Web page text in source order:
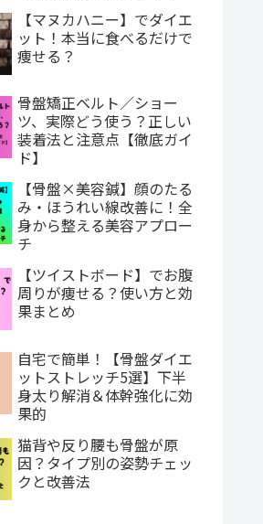
【マヌカハニー】でダイエ
ット！本当に食べるだけで
痩せる？
骨盤矯正ベルト／ショー
ツ、実際どう使う？正しい
装着法と注意点【徹底ガイ
ド】
【骨盤×美容鍼】顔のたる
み・ほうれい線改善に！全
身から整える美容アプロー
チ
【ツイストボード】でお腹
周りが痩せる？使い方と効
果まとめ
自宅で簡単！【骨盤ダイエ
ットストレッチ5選】下半
身太り解消＆体幹強化に効
果的
猫背や反り腰も骨盤が原
因？タイプ別の姿勢チェッ
クと改善法